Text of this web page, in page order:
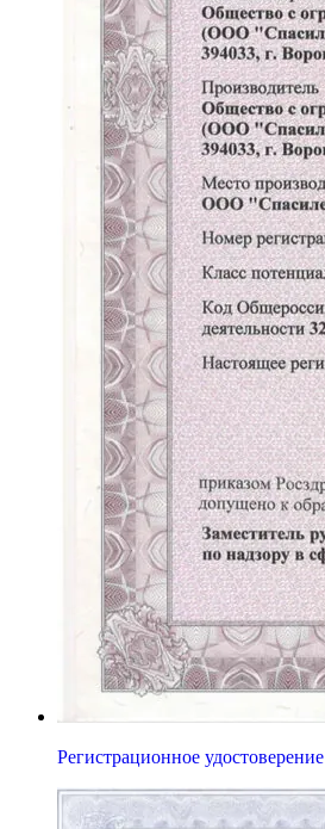
Регистрационное удостоверение